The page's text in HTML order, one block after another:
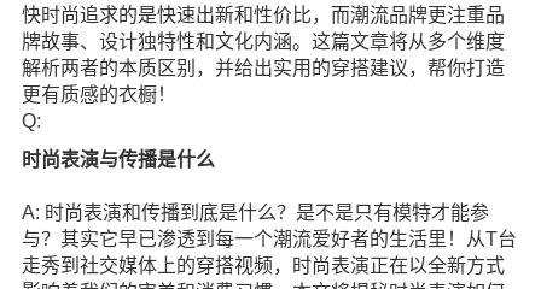
快时尚追求的是快速出新和性价比，而潮流品牌更注重品
牌故事、设计独特性和文化内涵。这篇文章将从多个维度
解析两者的本质区别，并给出实用的穿搭建议，帮你打造
更有质感的衣橱！
Q:
时尚表演与传播是什么
A: 时尚表演和传播到底是什么？是不是只有模特才能参
与？其实它早已渗透到每一个潮流爱好者的生活里！从T台
走秀到社交媒体上的穿搭视频，时尚表演正在以全新方式